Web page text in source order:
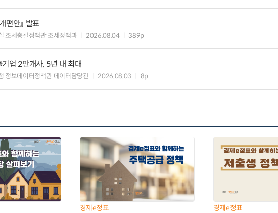
편안』 발표
조세총괄정책관 조세정책과 2026.08.04 389p
업 2만개사, 5년 내 최대
정보데이터정책관 데이터담당관 2026.08.03 8p
경제e정표 경제e정표